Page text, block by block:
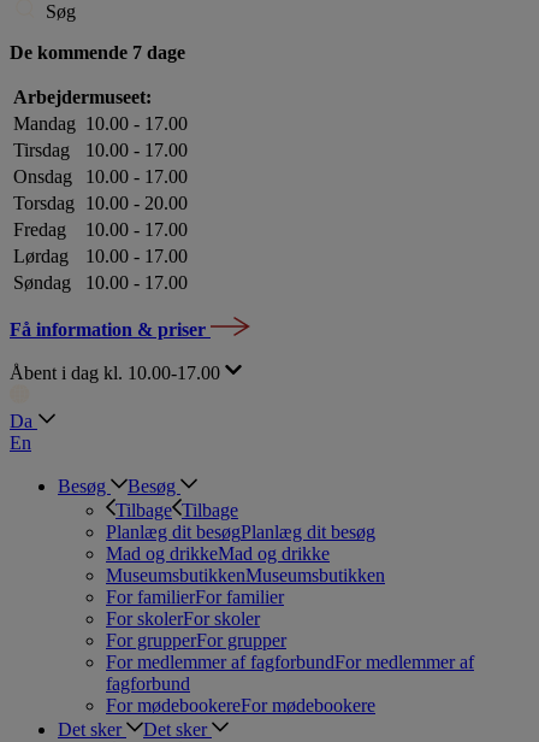
Søg
De kommende 7 dage
Arbejdermuseet:
Mandag 10.00 - 17.00
Tirsdag
10.00 - 17.00
Onsdag
10.00 - 17.00
Torsdag
10.00 - 20.00
Fredag
10.00 - 17.00
Lørdag
10.00 - 17.00
Søndag
10.00 - 17.00
Få information & priser
Åbent i dag kl. 10.00-17.00
Da
En
Besøg
Besøg
Tilbage Tilbage
Planlæg dit besøgPlanlæg dit besøg
Mad og drikkeMad og drikke
MuseumsbutikkenMuseumsbutikken
For familierFor familier
For skolerFor skoler
For grupperFor grupper
For medlemmer af fagforbundFor medlemmer af
fagforbund
For mødebookereFor mødebookere
Det sker
Det sker